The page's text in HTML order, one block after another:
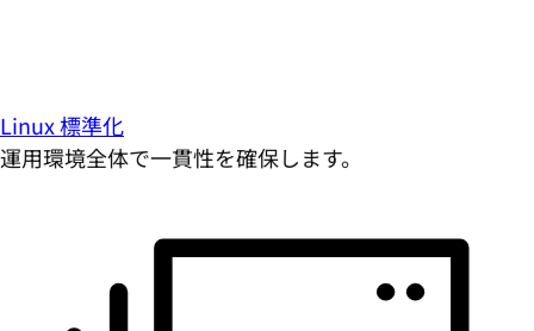
Linux 標準化
運用環境全体で一貫性を確保します。